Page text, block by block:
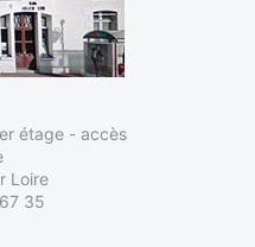
étage - accès
Loire
35